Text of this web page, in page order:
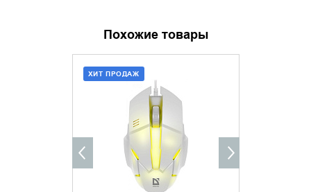
Похожие товары
ХИТ ПРОДАЖ
ДОБАВИТЬ В КОРЗИНУ
КУПИТЬ В 1 КЛИК